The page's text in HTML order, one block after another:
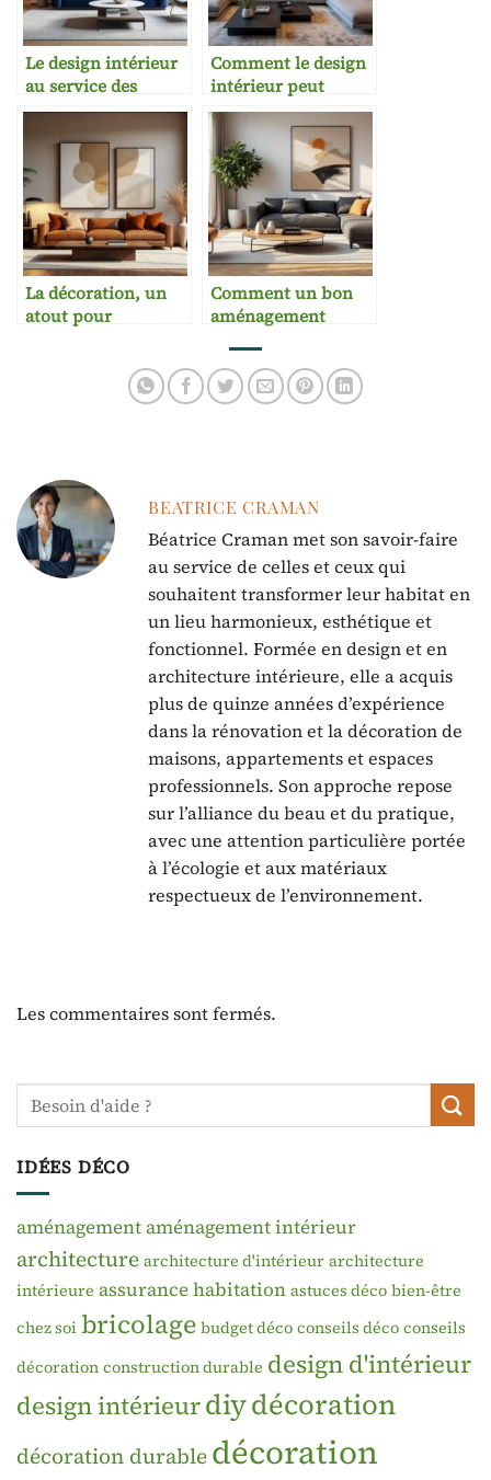
Le design intérieur
au service des
promoteurs
immobiliers
Comment le design
intérieur peut
accélérer une vente
immobilière
La décoration, un
atout pour
Comment un bon
aménagement
BEATRICE CRAMAN
Béatrice Craman met son savoir-faire
au service de celles et ceux qui
souhaitent transformer leur habitat en
un lieu harmonieux, esthétique et
fonctionnel. Formée en design et en
architecture intérieure, elle a acquis
plus de quinze années d’expérience
dans la rénovation et la décoration de
maisons, appartements et espaces
professionnels. Son approche repose
sur l’alliance du beau et du pratique,
avec une attention particulière portée
à l’écologie et aux matériaux
respectueux de l’environnement.
Les commentaires sont fermés.
IDÉES DÉCO
aménagementaménagement intérieur
architecture architecture d'intérieur architecture
intérieure assurance habitation astuces déco bien-être
chez soi bricolage budget déco conseils déco conseils
décoration construction durable design d'intérieur
design intérieurdiydécoration
décoration durabledécoration